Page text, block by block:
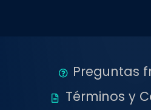
Preguntas
Términos y